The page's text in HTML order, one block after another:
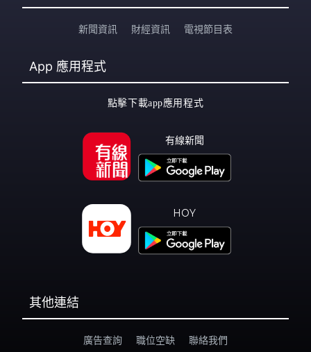
新聞資訊 財經資訊 電視節目表
App 應用程式
點擊下載app應用程式
有線新聞
HOY
其他連結
廣告查詢 職位空缺 聯絡我們